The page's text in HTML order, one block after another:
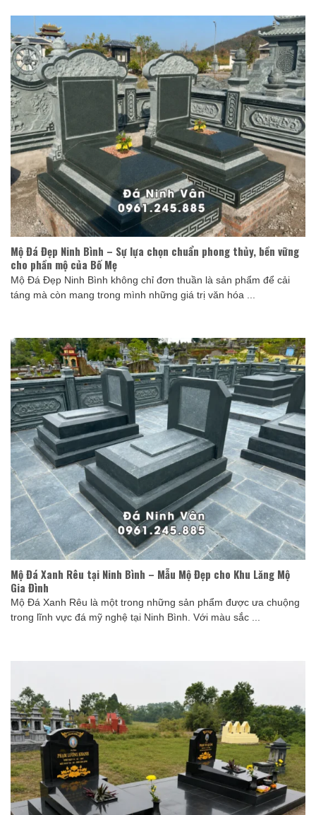
Mộ Đá Đẹp Ninh Bình – Sự lựa chọn chuẩn phong thủy, bền vững
cho phần mộ của Bố Mẹ
Mộ Đá Đẹp Ninh Bình không chỉ đơn thuần là sản phẩm để cải
táng mà còn mang trong mình những giá trị văn hóa ...
Mộ Đá Xanh Rêu tại Ninh Bình – Mẫu Mộ Đẹp cho Khu Lăng Mộ
Gia Đình
Mộ Đá Xanh Rêu là một trong những sản phẩm được ưa chuộng
trong lĩnh vực đá mỹ nghệ tại Ninh Bình. Với màu sắc ...